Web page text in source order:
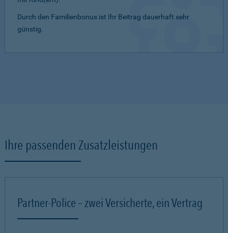
Durch den Familienbonus ist Ihr Beitrag dauerhaft sehr
günstig.
Ihre passenden Zusatzleistungen
Partner-Police – zwei Versicherte, ein Vertrag